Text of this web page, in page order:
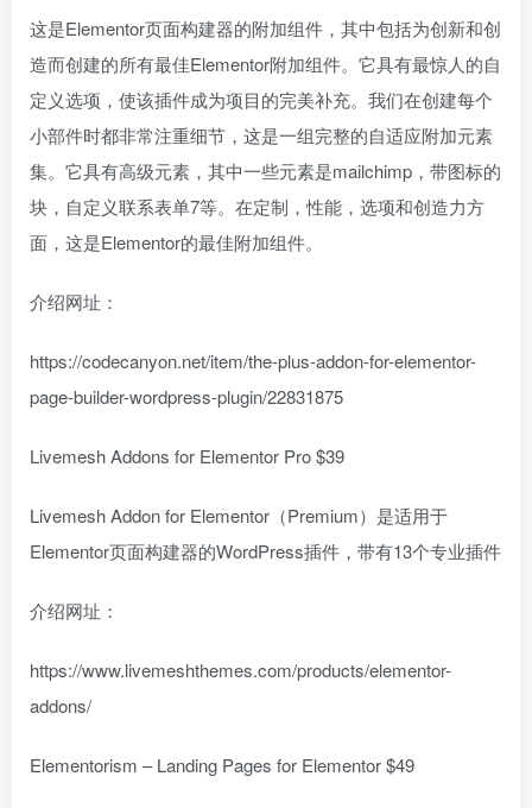
这是Elementor页面构建器的附加组件，其中包括为创新和创
造而创建的所有最佳Elementor附加组件。它具有最惊人的自
定义选项，使该插件成为项目的完美补充。我们在创建每个
小部件时都非常注重细节，这是一组完整的自适应附加元素
集。它具有高级元素，其中一些元素是mailchimp，带图标的
块，自定义联系表单7等。在定制，性能，选项和创造力方
面，这是Elementor的最佳附加组件。
介绍网址：
https://codecanyon.net/item/the-plus-addon-for-elementor-
page-builder-wordpress-plugin/22831875
Livemesh Addons for Elementor Pro $39
Livemesh Addon for Elementor（Premium）是适用于
Elementor页面构建器的WordPress插件，带有13个专业插件
介绍网址：
https://www.livemeshthemes.com/products/elementor-
addons/
Elementorism – Landing Pages for Elementor $49